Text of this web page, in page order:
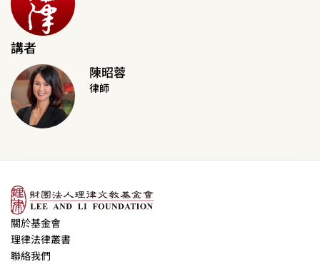
講者
陳昭蓉
律師
關於基金會
理律法律叢書
聯絡我們